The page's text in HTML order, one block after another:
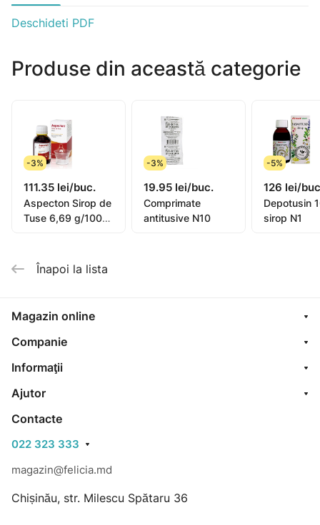
Deschideti PDF
Produse din această categorie
-3%
111.35 lei/buc.
Aspecton Sirop de
Tuse 6,69 g/100ml
-3%
19.95 lei/buc.
Comprimate
antitusive N10
-5%
126 lei/
Depotusin
sirop N1
Înapoi la lista
Magazin online
Companie
Informaţii
Ajutor
Contacte
022 323 333
magazin@felicia.md
Chișinău, str. Milescu Spătaru 36